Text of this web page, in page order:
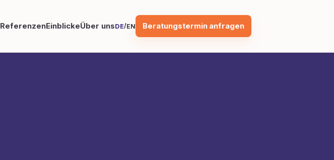
ReferenzenEinblickeÜber unsDE/EN Beratungstermin anfragen